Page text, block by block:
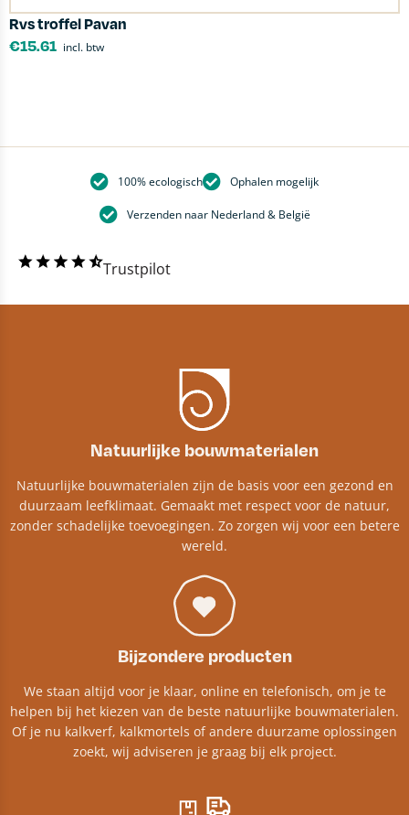
Rvs troffel Pavan
€15.61 incl. btw
100% ecologisch Ophalen mogelijk
Verzenden naar Nederland & België
Trustpilot
Natuurlijke bouwmaterialen
Natuurlijke bouwmaterialen zijn de basis voor een gezond en
duurzaam leefklimaat. Gemaakt met respect voor de natuur,
zonder schadelijke toevoegingen. Zo zorgen wij voor een betere
wereld.
Bijzondere producten
We staan altijd voor je klaar, online en telefonisch, om je te
helpen bij het kiezen van de beste natuurlijke bouwmaterialen.
Of je nu kalkverf, kalkmortels of andere duurzame oplossingen
zoekt, wij adviseren je graag bij elk project.​